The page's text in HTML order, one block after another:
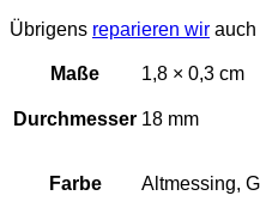
Übrigens reparieren wir auch
Maße 1,8 × 0,3 cm
Durchmesser 18 mm
Farbe Altmessing,